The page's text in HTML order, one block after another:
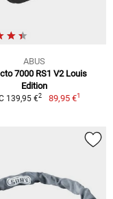
ABUS
7000 RS1 V2 Louis
Edition
139,95 €2 89,95 €1